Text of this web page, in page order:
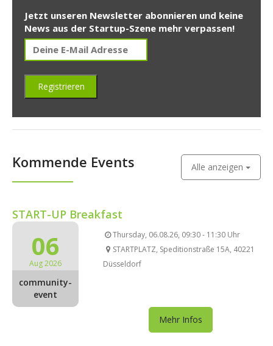
Jetzt unseren Newsletter abonnieren und keine
News aus der Startup-Szene mehr verpassen!
Kommende Events Alle anzeigen
START-UP Breakfast
06
Aug 2026
community-
event
Thursday, 06.08.26, 09:30 - 11:30 Uhr
STARTPLATZ, Speditionstraße 15A, 40221
Düsseldorf
Mehr Infos